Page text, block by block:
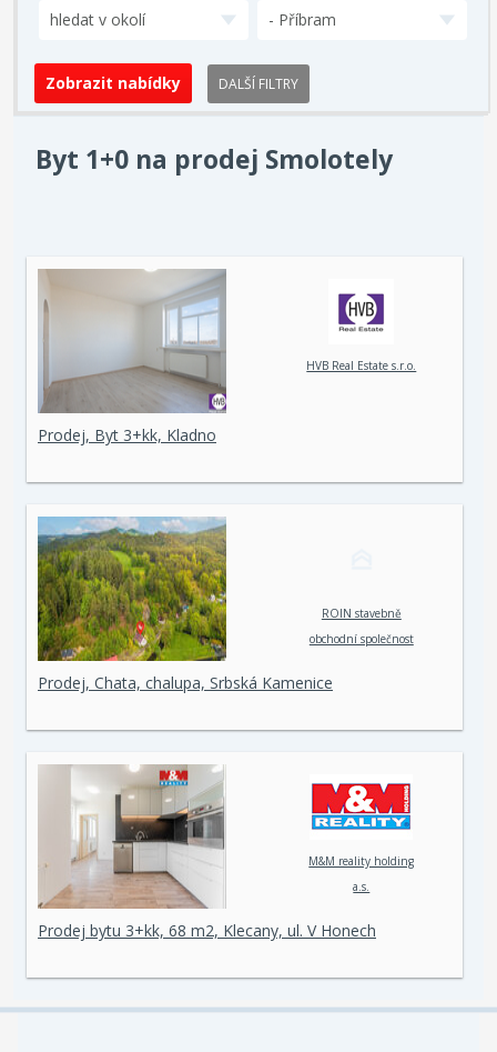
hledat v okolí - Příbram
DALŠÍ FILTRY
Byt 1+0 na prodej Smolotely
HVB Real Estate s.r.o.
Prodej, Byt 3+kk, Kladno
ROIN stavebně
obchodní společnost
Prodej, Chata, chalupa, Srbská Kamenice
M&M reality holding
a.s.
Prodej bytu 3+kk, 68 m2, Klecany, ul. V Honech